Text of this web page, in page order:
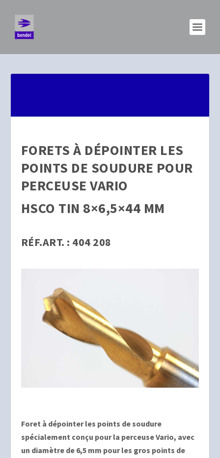
FORETS À DÉPOINTER LES
POINTS DE SOUDURE POUR
PERCEUSE VARIO
HSCO TIN 8×6,5×44 MM
RÉF.ART. : 404 208
Foret à dépointer les points de soudure
spécialement conçu pour la perceuse Vario, avec
un diamètre de 6,5 mm pour les gros points de